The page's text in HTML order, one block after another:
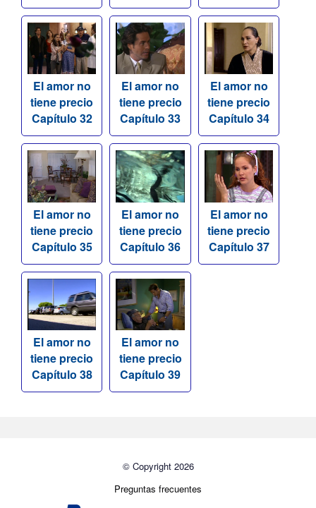
El amor no
tiene precio
Capítulo 32
El amor no
tiene precio
Capítulo 33
El amor no
tiene precio
Capítulo 34
El amor no
tiene precio
Capítulo 35
El amor no
tiene precio
Capítulo 36
El amor no
tiene precio
Capítulo 37
El amor no
tiene precio
Capítulo 38
El amor no
tiene precio
Capítulo 39
© Copyright 2026
Preguntas frecuentes